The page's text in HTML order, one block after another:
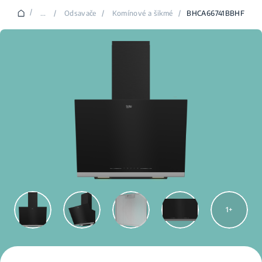
/ ... / Odsavače / Komínové a šikmé / BHCA66741BBHF
1